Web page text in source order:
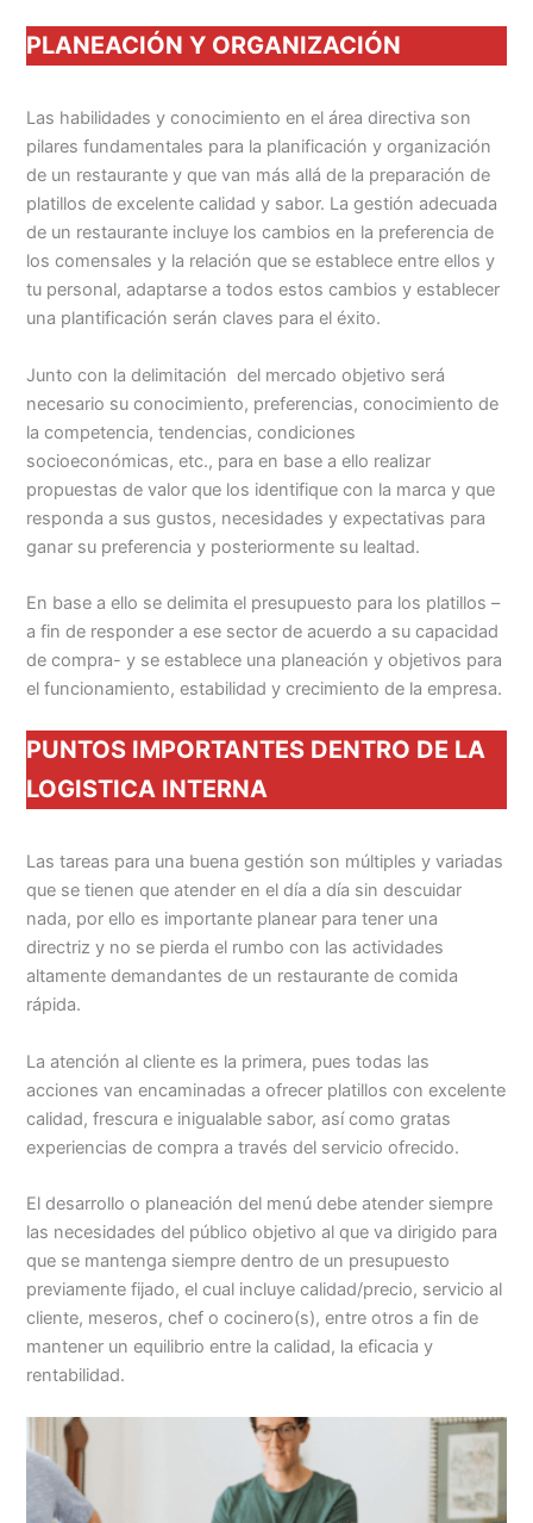
PLANEACIÓN Y ORGANIZACIÓN
Las habilidades y conocimiento en el área directiva son
pilares fundamentales para la planificación y organización
de un restaurante y que van más allá de la preparación de
platillos de excelente calidad y sabor. La gestión adecuada
de un restaurante incluye los cambios en la preferencia de
los comensales y la relación que se establece entre ellos y
tu personal, adaptarse a todos estos cambios y establecer
una plantificación serán claves para el éxito.
Junto con la delimitación del mercado objetivo será
necesario su conocimiento, preferencias, conocimiento de
la competencia, tendencias, condiciones
socioeconómicas, etc., para en base a ello realizar
propuestas de valor que los identifique con la marca y que
responda a sus gustos, necesidades y expectativas para
ganar su preferencia y posteriormente su lealtad.
En base a ello se delimita el presupuesto para los platillos –
a fin de responder a ese sector de acuerdo a su capacidad
de compra- y se establece una planeación y objetivos para
el funcionamiento, estabilidad y crecimiento de la empresa.
PUNTOS IMPORTANTES DENTRO DE LA
LOGISTICA INTERNA
Las tareas para una buena gestión son múltiples y variadas
que se tienen que atender en el día a día sin descuidar
nada, por ello es importante planear para tener una
directriz y no se pierda el rumbo con las actividades
altamente demandantes de un restaurante de comida
rápida.
La atención al cliente es la primera, pues todas las
acciones van encaminadas a ofrecer platillos con excelente
calidad, frescura e inigualable sabor, así como gratas
experiencias de compra a través del servicio ofrecido.
El desarrollo o planeación del menú debe atender siempre
las necesidades del público objetivo al que va dirigido para
que se mantenga siempre dentro de un presupuesto
previamente fijado, el cual incluye calidad/precio, servicio al
cliente, meseros, chef o cocinero(s), entre otros a fin de
mantener un equilibrio entre la calidad, la eficacia y
rentabilidad.